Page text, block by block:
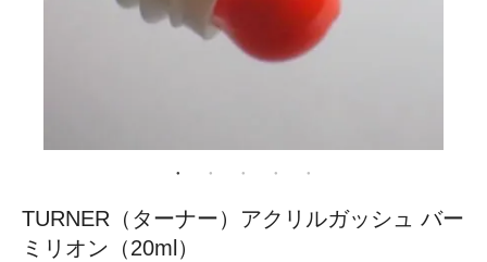
TURNER（ターナー）アクリルガッシュ バー
ミリオン（20ml）